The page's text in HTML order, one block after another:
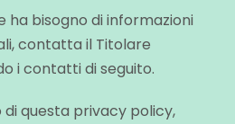
ha bisogno di informazioni
contatta il Titolare
i contatti di seguito.
questa privacy policy,